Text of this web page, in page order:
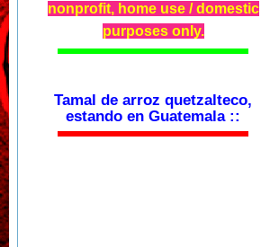
nonprofit, home use / domestic
purposes only.
Tamal de arroz quetzalteco,
estando en Guatemala ::